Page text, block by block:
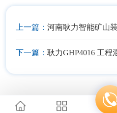
上一篇： 河南耿力智能矿山装备亮相
下一篇： 耿力GHP4016 工程